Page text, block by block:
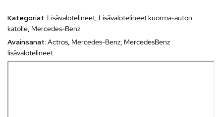
Kategoriat: Lisävalotelineet, Lisävalotelineet kuorma-auton
katolle, Mercedes-Benz
Avainsanat: Actros, Mercedes-Benz, MercedesBenz
lisävalotelineet